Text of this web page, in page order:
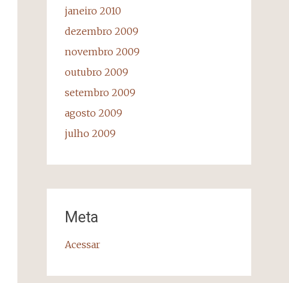
janeiro 2010
dezembro 2009
novembro 2009
outubro 2009
setembro 2009
agosto 2009
julho 2009
Meta
Acessar